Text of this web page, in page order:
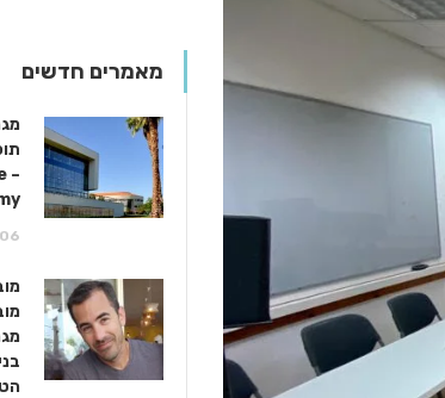
מאמרים חדשים
06